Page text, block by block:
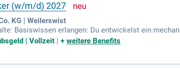
(w/m/d) 2027
KG | Weilerswist
Basiswissen erlangen: Du entwickelst ein
und die Reparatur technischer Anlagen.
| Vollzeit |+weitere Benefits